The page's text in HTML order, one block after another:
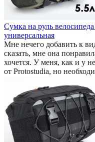
Сумка на руль
универсальная
Мне нечего добавить к
сказать, мне она
хочется. У меня, как и у
от Protostudia, но